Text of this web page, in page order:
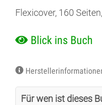
Flexicover, 160
Blick ins Buch
Für wen ist dieses